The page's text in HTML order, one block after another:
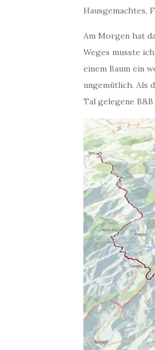
Hausgemachtes,
Am Morgen hat
Weges musste
einem Baum ein
ungemütlich. Als
Tal gelegene